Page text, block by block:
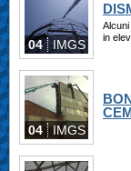
04 IMGS
in
04 IMGS